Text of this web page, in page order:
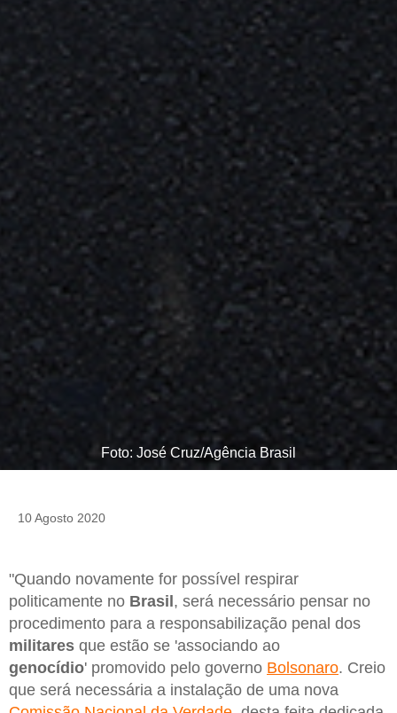
Foto: José Cruz/Agência Brasil
10 Agosto 2020
"Quando novamente for possível respirar
politicamente no Brasil, será necessário pensar no
procedimento para a responsabilização penal dos
militares que estão se 'associando ao
genocídio' promovido pelo governo Bolsonaro. Creio
que será necessária a instalação de uma nova